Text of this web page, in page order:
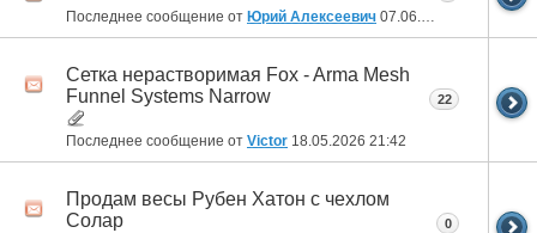
Последнее сообщение от Юрий Алексеевич 07.06.2026
Сетка нерастворимая Fox - Arma Mesh
Funnel Systems Narrow
Последнее сообщение от Victor 18.05.2026 21:42
22
Продам весы Рубен Хатон с чехлом
Солар
0